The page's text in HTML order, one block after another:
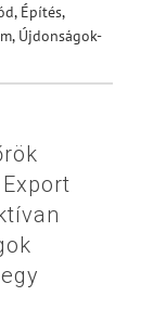
, Építés,
, Újdonságok-